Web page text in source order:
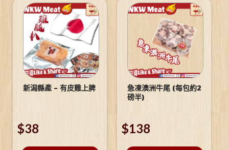
新潟縣產 – 有皮雞上脾
$38
急凍澳洲牛尾 (每包約2
磅半)
$138